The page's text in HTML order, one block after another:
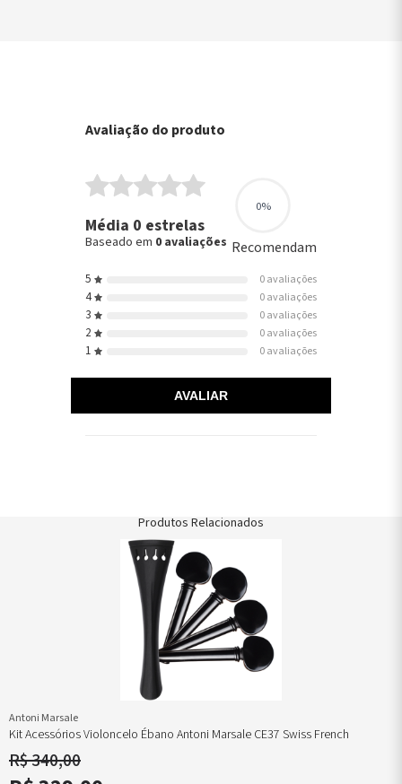
Avaliação do produto
Média 0 estrelas
Baseado em 0 avaliações
0%
Recomendam
5 0 avaliações
4 0 avaliações
3 0 avaliações
2 0 avaliações
1 0 avaliações
AVALIAR
Produtos Relacionados
Antoni Marsale
Kit Acessórios Violoncelo Ébano Antoni Marsale CE37 Swiss French
R$ 340,00